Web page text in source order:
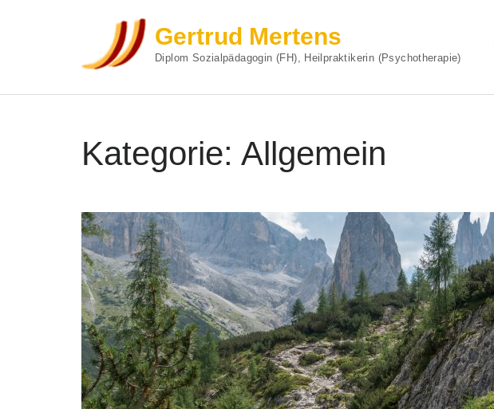
Gertrud Mertens
Diplom Sozialpädagogin (FH), Heilpraktikerin (Psychotherapie)
Kategorie: Allgemein